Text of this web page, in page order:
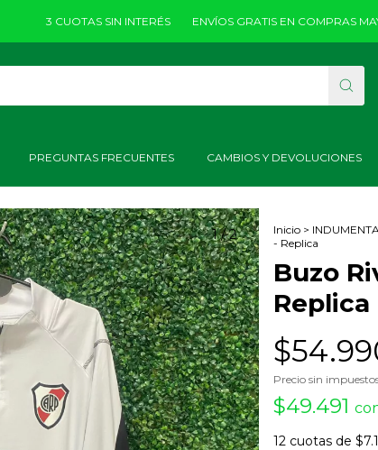
3 CUOTAS SIN INTERÉS ENVÍOS GRATIS EN COMPRAS
PREGUNTAS FRECUENTES CAMBIOS Y DEVOLUCIONES
1/2 Inicio >
- Replica
Buzo
Replica
Precio sin
$49.491
12 cuotas de